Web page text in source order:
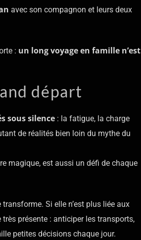
avec son compagnon et leurs deux
: un long voyage en famille n’est
départ
sous silence: la fatigue, la charge
de réalités bien loin du mythe du
magique, est aussi un défi de chaque
Si elle n’est plus liée aux
présente : anticiper les transports,
petites décisions chaque jour.